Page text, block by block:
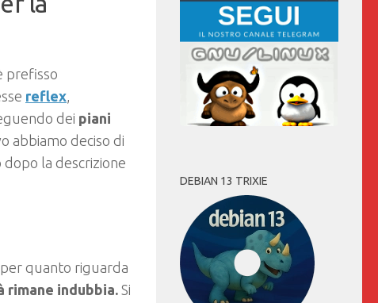
prefisso
reflex,
dei piani
abbiamo deciso di
la descrizione
quanto riguarda
rimane indubbia. Si
DEBIAN 13 TRIXIE